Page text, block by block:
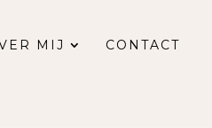
MIJ CONTACT